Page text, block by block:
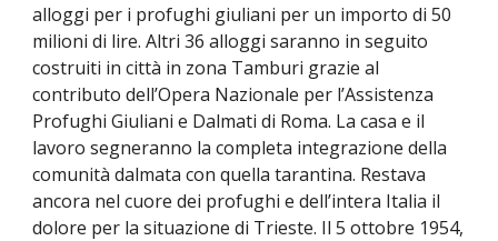
alloggi per i profughi giuliani per un importo di 50
milioni di lire. Altri 36 alloggi saranno in seguito
costruiti in città in zona Tamburi grazie al
contributo dell’Opera Nazionale per l’Assistenza
Profughi Giuliani e Dalmati di Roma. La casa e il
lavoro segneranno la completa integrazione della
comunità dalmata con quella tarantina. Restava
ancora nel cuore dei profughi e dell’intera Italia il
dolore per la situazione di Trieste. Il 5 ottobre 1954,